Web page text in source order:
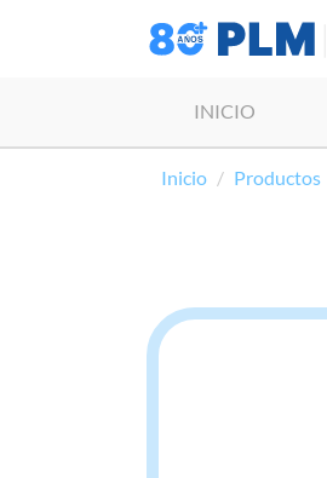
INICIO
Inicio Productos